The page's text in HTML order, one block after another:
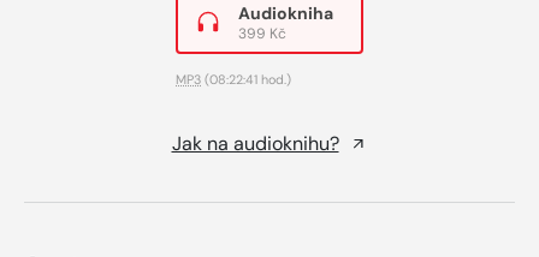
Audiokniha
399 Kč
MP3 (08:22:41 hod.)
Jak na audioknihu?